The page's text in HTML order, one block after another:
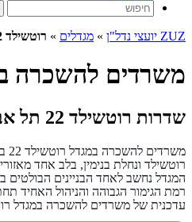
ZUZ יועצי נדל"ן » מגדלים » רוטשילד 22
משרדים להשכרה
שדרות רוטשילד 22 תל אביב
רוטשילד ונחלת בנימין, בלב אחד
המגדל נחשב לאחד הבניינים הבולטים
רמת הגימור הגבוהה והניהול האחיד
עדכנית של משרדים להשכרה במגדל רוטשילד 22